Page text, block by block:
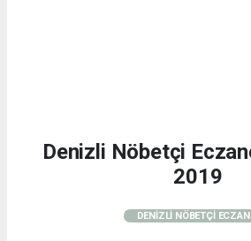
Denizli Nöbetçi
2019
DENİZLİ NÖBETÇİ